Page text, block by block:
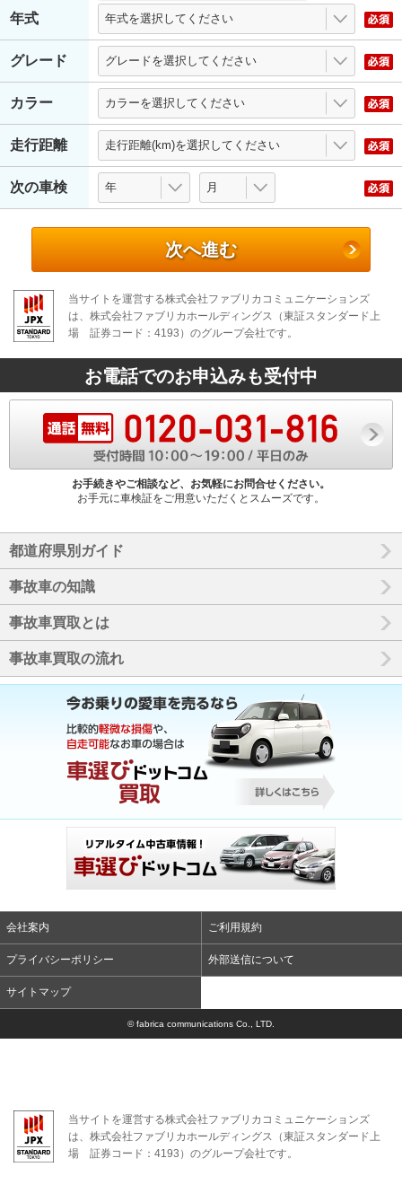
年式
グレード
カラー
走行距離
次の車検
次へ進む
当サイトを運営する株式会社ファブリカコミュニケーションズ
は、株式会社ファブリカホールディングス（東証スタンダード上
場 証券コード：4193）のグループ会社です。
お電話でのお申込みも受付中
お手続きやご相談など、お気軽にお問合せください。
お手元に車検証をご用意いただくとスムーズです。
都道府県別ガイド
事故車の知識
事故車買取とは
事故車買取の流れ
会社案内 ご利用規約
プライバシーポリシー 外部送信について
サイトマップ
© fabrica communications Co., LTD.
当サイトを運営する株式会社ファブリカコミュニケーションズ
は、株式会社ファブリカホールディングス（東証スタンダード上
場 証券コード：4193）のグループ会社です。